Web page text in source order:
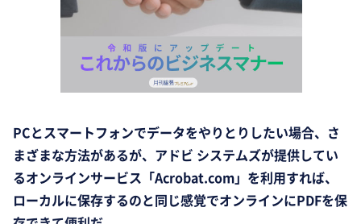
PCとスマートフォンでデータをやりとりしたい場合、さ
まざまな方法があるが、アドビ システムズが提供してい
るオンラインサービス「Acrobat.com」を利用すれば、
ローカルに保存するのと同じ感覚でオンラインにPDFを保